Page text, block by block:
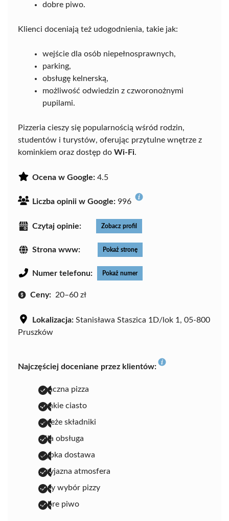
dobre piwo.
Klienci doceniają też udogodnienia, takie jak:
wejście dla osób niepełnosprawnych,
parking,
obsługę kelnerską,
możliwość odwiedzin z czworonożnymi
pupilami.
Pizzeria cieszy się popularnością wśród rodzin,
studentów i turystów, oferując przytulne wnętrze z
kominkiem oraz dostęp do Wi-Fi.
Ocena w Google: 4.5
Liczba opinii w Google: 996
Czytaj opinie: Zobacz profil
Strona www: Pokaż stronę
Numer telefonu: Pokaż numer
Ceny: 20–60 zł
Lokalizacja: Stanisława Staszica 1D/lok 1, 05-800
Pruszków
Najczęściej doceniane przez klientów:
smaczna pizza
cienkie ciasto
świeże składniki
miła obsługa
szybka dostawa
przyjazna atmosfera
duży wybór pizzy
dobre piwo